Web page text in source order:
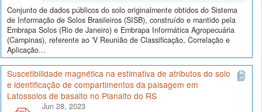
Conjunto de dados públicos do solo originalmente obtidos do Sistema
de Informação de Solos Brasileiros (SISB), construído e mantido pela
Embrapa Solos (Rio de Janeiro) e Embrapa Informática Agropecuária
(Campinas), referente ao 'V Reunião de Classificação, Correlação e
Aplicação...
Suscetibilidade magnética na estimativa de atributos do solo
e identificação de compartimentos da paisagem em
Latossolos de basalto no Planalto do RS
Jun 28, 2023